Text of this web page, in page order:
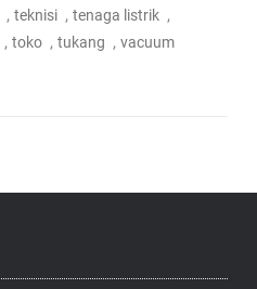
, teknisi , tenaga listrik ,
, toko , tukang , vacuum